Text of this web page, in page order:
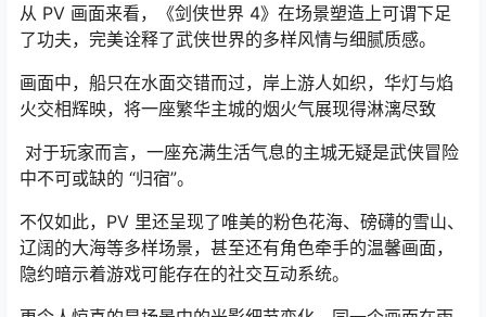
从 PV 画面来看，《剑侠世界 4》在场景塑造上可谓下足
了功夫，完美诠释了武侠世界的多样风情与细腻质感。
画面中，船只在水面交错而过，岸上游人如织，华灯与焰
火交相辉映，将一座繁华主城的烟火气展现得淋漓尽致
对于玩家而言，一座充满生活气息的主城无疑是武侠冒险
中不可或缺的 “归宿”。
不仅如此，PV 里还呈现了唯美的粉色花海、磅礴的雪山、
辽阔的大海等多样场景，甚至还有角色牵手的温馨画面，
隐约暗示着游戏可能存在的社交互动系统。